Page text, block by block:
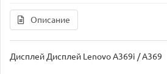
Описание
Дисплей Дисплей Lenovo A369i / A369